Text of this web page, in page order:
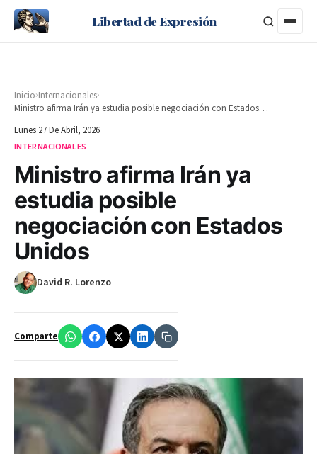
Libertad de Expresión
Inicio›Internacionales›
Ministro afirma Irán ya estudia posible negociación con Estados Unidos
Lunes 27 De Abril, 2026
INTERNACIONALES
Ministro afirma Irán ya
estudia posible
negociación con Estados
Unidos
David R. Lorenzo
Comparte